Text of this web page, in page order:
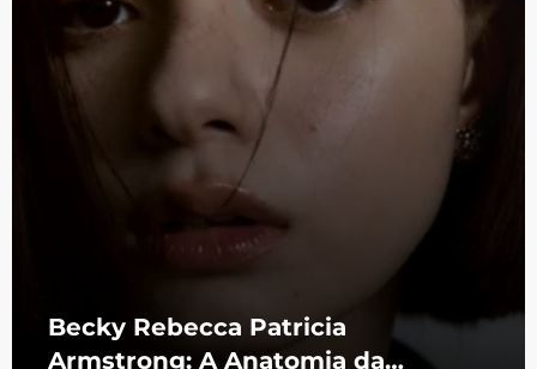
Becky Rebecca Patricia
Armstrong: A Anatomia da